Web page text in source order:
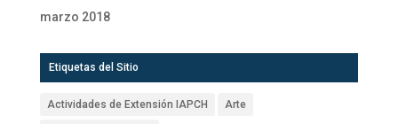
marzo 2018
Etiquetas del Sitio
Actividades de Extensión IAPCH Arte